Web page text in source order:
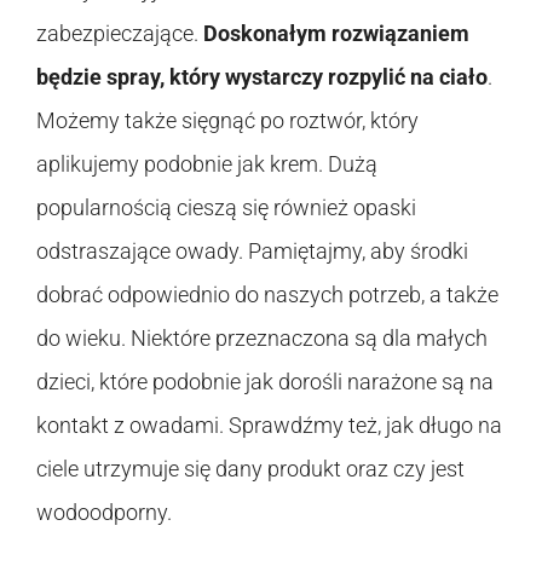
zabezpieczające. Doskonałym rozwiązaniem
będzie spray, który wystarczy rozpylić na ciało.
Możemy także sięgnąć po roztwór, który
aplikujemy podobnie jak krem. Dużą
popularnością cieszą się również opaski
odstraszające owady. Pamiętajmy, aby środki
dobrać odpowiednio do naszych potrzeb, a także
do wieku. Niektóre przeznaczona są dla małych
dzieci, które podobnie jak dorośli narażone są na
kontakt z owadami. Sprawdźmy też, jak długo na
ciele utrzymuje się dany produkt oraz czy jest
wodoodporny.